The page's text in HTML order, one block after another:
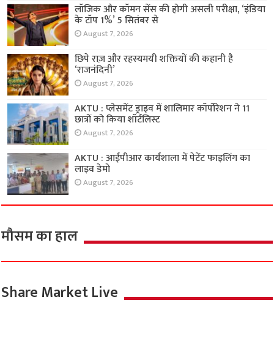
लॉजिक और कॉमन सेंस की होगी असली परीक्षा, ‘इंडिया
के टॉप 1%’ 5 सितंबर से
August 7, 2026
छिपे राज़ और रहस्यमयी शक्तियों की कहानी है
‘राजनंदिनी’
August 7, 2026
AKTU : प्लेसमेंट ड्राइव में शालिमार कॉर्पोरेशन ने 11
छात्रों को किया शॉर्टलिस्ट
August 7, 2026
AKTU : आईपीआर कार्यशाला में पेटेंट फाइलिंग का
लाइव डेमो
August 7, 2026
मौसम का हाल
Share Market Live